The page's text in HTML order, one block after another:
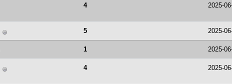
4 2025-
5 2025-
1 2025-
4 2025-